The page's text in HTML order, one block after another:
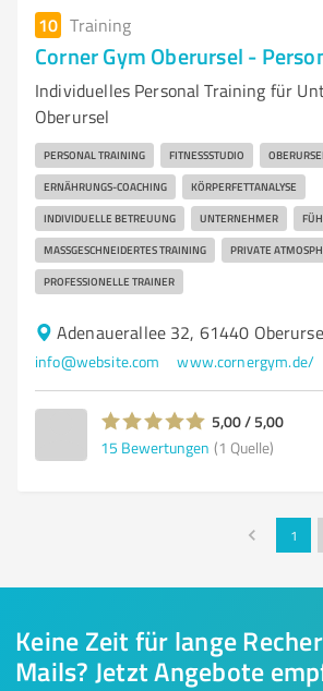
10 Training
Corner Gym Oberursel -
Individuelles Personal Training für
Oberursel
PERSONAL TRAINING FITNESSSTUDIO
ERNÄHRUNGS-COACHING KÖRPERFETTANALYSE
INDIVIDUELLE BETREUUNG UNTERNEHMER
MASSGESCHNEIDERTES TRAINING PRIVATE
PROFESSIONELLE TRAINER
Adenauerallee 32, 61440
info@website.com www.cornergym.de/
5,00 / 5,00
15 Bewertungen (1 Quelle)
1
Keine Zeit für lange
Mails? Jetzt Angebote